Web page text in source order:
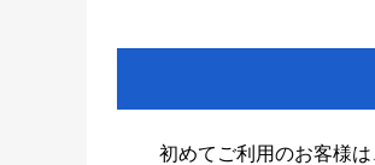
初めてご利用のお客様